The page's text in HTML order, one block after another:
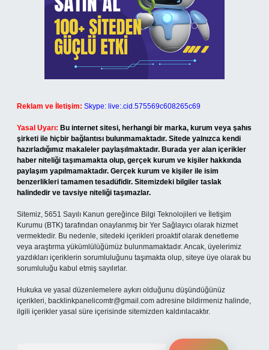
Reklam ve İletişim: Skype: live:.cid.575569c608265c69
Yasal Uyarı: Bu internet sitesi, herhangi bir marka, kurum veya şahıs
şirketi ile hiçbir bağlantısı bulunmamaktadır. Sitede yalnızca kendi
hazırladığımız makaleler paylaşılmaktadır. Burada yer alan içerikler
haber niteliği taşımamakta olup, gerçek kurum ve kişiler hakkında
paylaşım yapılmamaktadır. Gerçek kurum ve kişiler ile isim
benzerlikleri tamamen tesadüfidir. Sitemizdeki bilgiler taslak
halindedir ve tavsiye niteliği taşımazlar.
Sitemiz, 5651 Sayılı Kanun gereğince Bilgi Teknolojileri ve İletişim
Kurumu (BTK) tarafından onaylanmış bir Yer Sağlayıcı olarak hizmet
vermektedir. Bu nedenle, sitedeki içerikleri proaktif olarak denetleme
veya araştırma yükümlülüğümüz bulunmamaktadır. Ancak, üyelerimiz
yazdıkları içeriklerin sorumluluğunu taşımakta olup, siteye üye olarak bu
sorumluluğu kabul etmiş sayılırlar.
Hukuka ve yasal düzenlemelere aykırı olduğunu düşündüğünüz
içerikleri, backlinkpanelicomtr@gmail.com adresine bildirmeniz halinde,
ilgili içerikler yasal süre içerisinde sitemizden kaldırılacaktır.